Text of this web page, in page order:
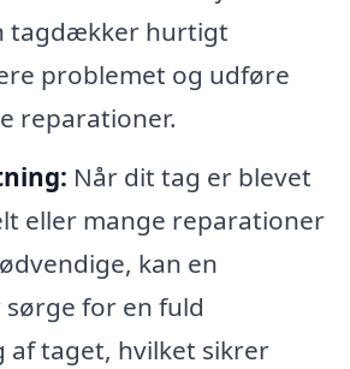
tagdækker hurtigt
problemet og udføre
reparationer.
Når dit tag er blevet
eller mange reparationer
kan en
for en fuld
af taget, hvilket sikrer